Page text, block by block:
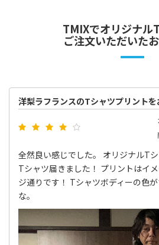
TMIXでオリジナル
ご注文いただいた
洋梨ラフランスのTシャツプリント
全然良い感じでした。 オリジナルT
Tシャツ届きました！ プリントはイ
ジ通りです！ Tシャツボディーの色
な。